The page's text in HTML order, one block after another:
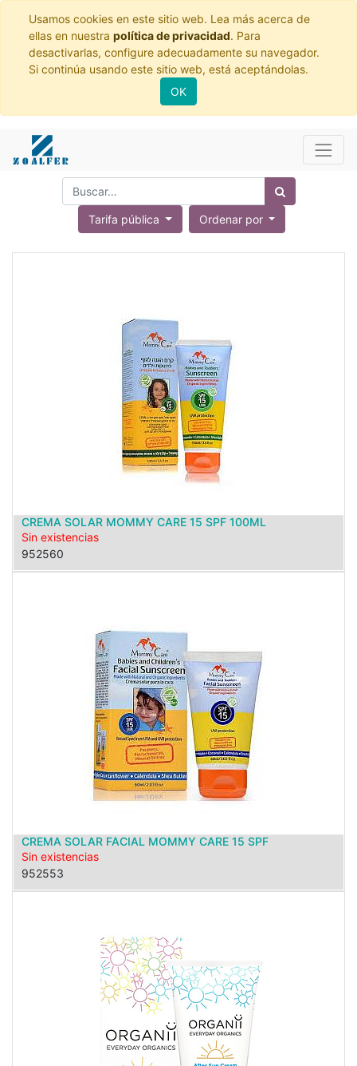
Usamos cookies en este sitio web. Lea más acerca de
ellas en nuestra política de privacidad. Para
desactivarlas, configure adecuadamente su navegador.
Si continúa usando este sitio web, está aceptándolas.
OK
Tarifa pública Ordenar por
CREMA SOLAR MOMMY CARE 15 SPF 100ML
Sin existencias
952560
CREMA SOLAR FACIAL MOMMY CARE 15 SPF
Sin existencias
952553